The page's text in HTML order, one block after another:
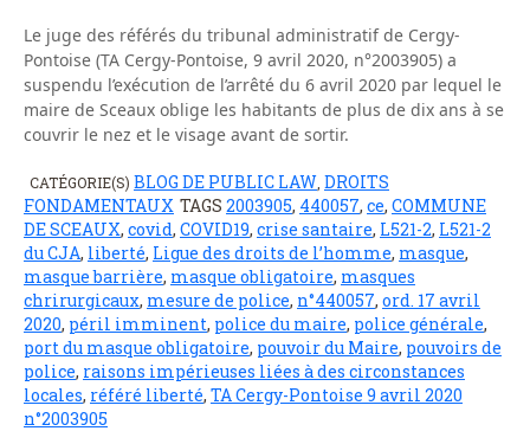
Le juge des référés du tribunal administratif de Cergy-
Pontoise (TA Cergy-Pontoise, 9 avril 2020, n°2003905) a
suspendu l’exécution de l’arrêté du 6 avril 2020 par lequel le
maire de Sceaux oblige les habitants de plus de dix ans à se
couvrir le nez et le visage avant de sortir.
CATÉGORIE(S) BLOG DE PUBLIC LAW DROITS
FONDAMENTAUX TAGS 2003905, 440057, ce, COMMUNE
DE SCEAUX, covid, COVID19, crise santaire, L521-2, L521-2
du CJA, liberté, Ligue des droits de l’homme, masque,
masque barrière, masque obligatoire, masques
chrirurgicaux, mesure de police, n°440057, ord. 17 avril
2020, péril imminent, police du maire, police générale,
port du masque obligatoire, pouvoir du Maire, pouvoirs de
police, raisons impérieuses liées à des circonstances
locales, référé liberté, TA Cergy-Pontoise 9 avril 2020
n°2003905